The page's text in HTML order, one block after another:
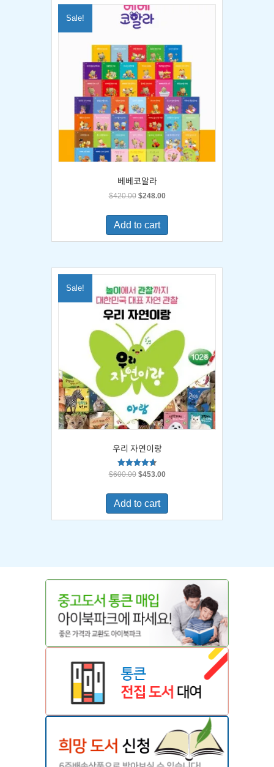
Sale!
베베코알라
$420.00 Original
was:
$420.00.
$248.00Current
is:
Add to cart
Sale!
우리 자연이랑
Rated
$600.00 Original
was:
$600.00.
$453.00Current
is:
Add to cart